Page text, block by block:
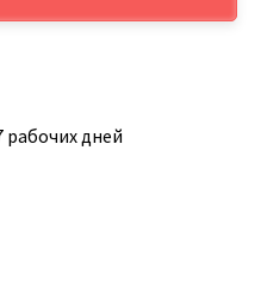
рабочих дней